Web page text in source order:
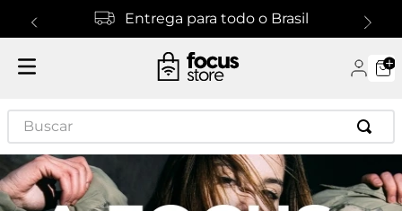
Entrega para todo o Brasil
Buscar